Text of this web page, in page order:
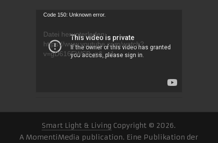
Video-
Code 150: Unknown error.
Datei herunterladen:
https://www.youtube.com/watch?
v=gD616FWSB_g&_=1
Smart Light & Living Copyright © 2026.
A MomentiMedia publication. Eine Publikation der